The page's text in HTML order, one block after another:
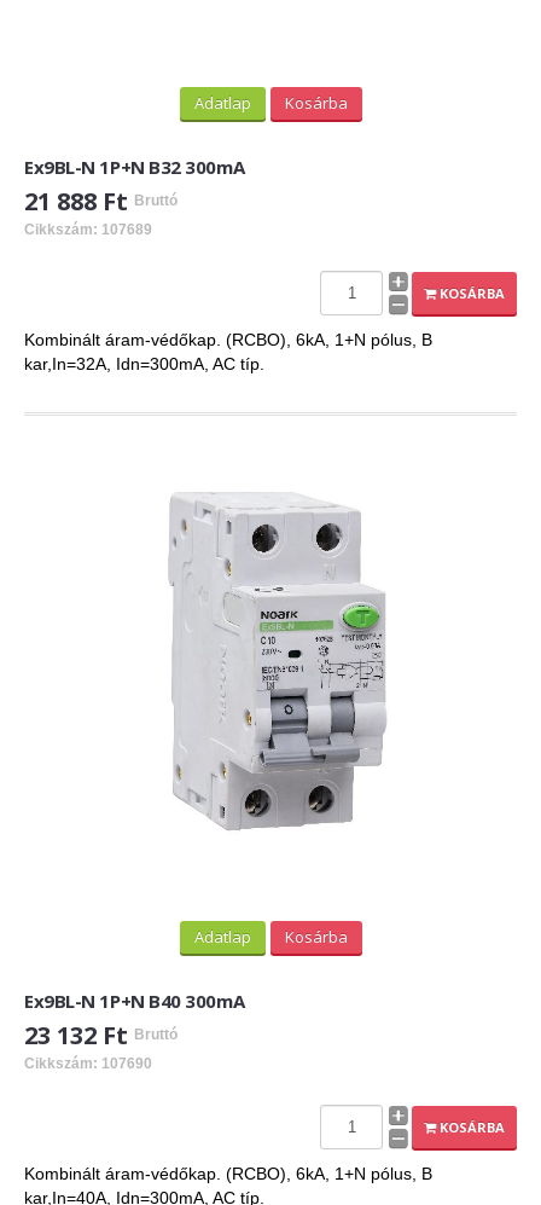
Adatlap Kosárba
Ex9BL-N 1P+N B32 300mA
21 888 Ft Bruttó
Cikkszám: 107689
KOSÁRBA
Kombinált áram-védőkap. (RCBO), 6kA, 1+N pólus, B
kar,In=32A, Idn=300mA, AC típ.
Adatlap Kosárba
Ex9BL-N 1P+N B40 300mA
23 132 Ft Bruttó
Cikkszám: 107690
KOSÁRBA
Kombinált áram-védőkap. (RCBO), 6kA, 1+N pólus, B
kar,In=40A, Idn=300mA, AC típ.